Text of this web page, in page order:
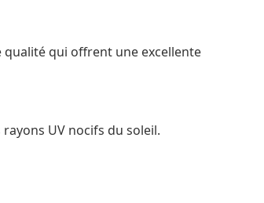
qui offrent une excellente
UV nocifs du soleil.